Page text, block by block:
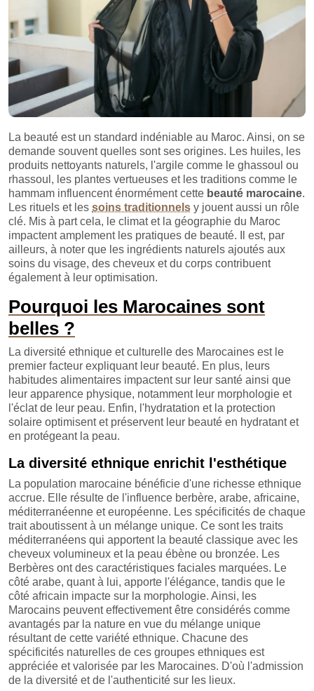
La beauté est un standard indéniable au Maroc. Ainsi, on se
demande souvent quelles sont ses origines. Les huiles, les
produits nettoyants naturels, l'argile comme le ghassoul ou
rhassoul, les plantes vertueuses et les traditions comme le
hammam influencent énormément cette beauté marocaine.
Les rituels et les soins traditionnels y jouent aussi un rôle
clé. Mis à part cela, le climat et la géographie du Maroc
impactent amplement les pratiques de beauté. Il est, par
ailleurs, à noter que les ingrédients naturels ajoutés aux
soins du visage, des cheveux et du corps contribuent
également à leur optimisation.
Pourquoi les Marocaines sont
belles ?
La diversité ethnique et culturelle des Marocaines est le
premier facteur expliquant leur beauté. En plus, leurs
habitudes alimentaires impactent sur leur santé ainsi que
leur apparence physique, notamment leur morphologie et
l'éclat de leur peau. Enfin, l'hydratation et la protection
solaire optimisent et préservent leur beauté en hydratant et
en protégeant la peau.
La diversité ethnique enrichit l'esthétique
La population marocaine bénéficie d'une richesse ethnique
accrue. Elle résulte de l'influence berbère, arabe, africaine,
méditerranéenne et européenne. Les spécificités de chaque
trait aboutissent à un mélange unique. Ce sont les traits
méditerranéens qui apportent la beauté classique avec les
cheveux volumineux et la peau ébène ou bronzée. Les
Berbères ont des caractéristiques faciales marquées. Le
côté arabe, quant à lui, apporte l'élégance, tandis que le
côté africain impacte sur la morphologie. Ainsi, les
Marocains peuvent effectivement être considérés comme
avantagés par la nature en vue du mélange unique
résultant de cette variété ethnique. Chacune des
spécificités naturelles de ces groupes ethniques est
appréciée et valorisée par les Marocaines. D'où l'admission
de la diversité et de l'authenticité sur les lieux.